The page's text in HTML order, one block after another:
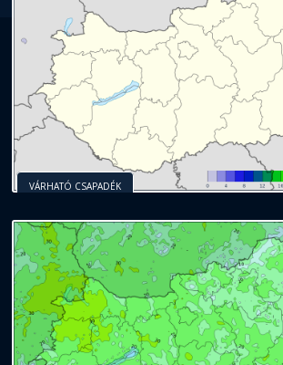
VÁRHATÓ CSAPADÉK